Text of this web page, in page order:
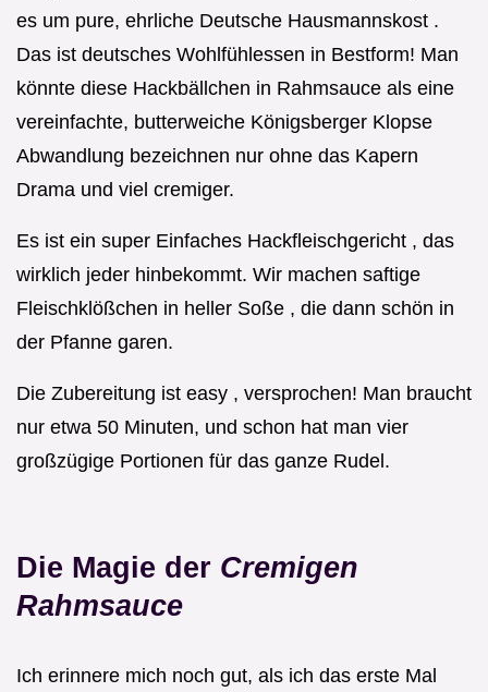
es um pure, ehrliche Deutsche Hausmannskost .
Das ist deutsches Wohlfühlessen in Bestform! Man
könnte diese Hackbällchen in Rahmsauce als eine
vereinfachte, butterweiche Königsberger Klopse
Abwandlung bezeichnen nur ohne das Kapern
Drama und viel cremiger.
Es ist ein super Einfaches Hackfleischgericht , das
wirklich jeder hinbekommt. Wir machen saftige
Fleischklößchen in heller Soße , die dann schön in
der Pfanne garen.
Die Zubereitung ist easy , versprochen! Man braucht
nur etwa 50 Minuten, und schon hat man vier
großzügige Portionen für das ganze Rudel.
Die Magie der Cremigen
Rahmsauce
Ich erinnere mich noch gut, als ich das erste Mal